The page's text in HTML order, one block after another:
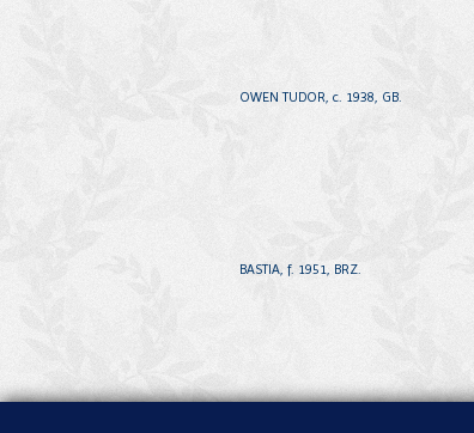
OWEN TUDOR, c. 1938, GB.
BASTIA, f. 1951, BRZ.